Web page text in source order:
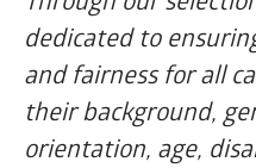
dedicated to
and fairness for all
their background,
orientation, age,